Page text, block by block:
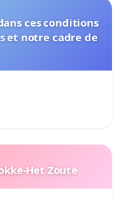
ces conditions
et notre cadre de
Het Zoute